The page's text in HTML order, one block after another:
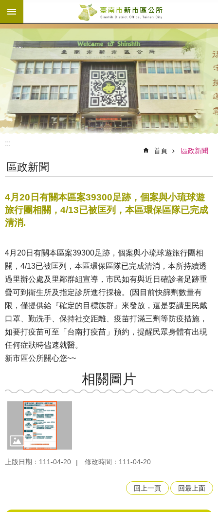
跳到主要內容區塊
:::
首頁 區政新聞
區政新聞
4月20日有關本區案39300足跡，個案與小琉球遊
旅行團相關，4/13已被匡列，本區環保區隊已完成
清消.
4月20日有關本區案39300足跡，個案與小琉球遊旅行團相
關，4/13已被匡列，本區環保區隊已完成清消，本所持續透
過里辦公處及里鄰群組宣導，市民如有與近日確診者足跡重
疊可到衛生所及指定診所進行採檢。(因目前快篩劑數量有
限，僅提供給『確定的目標族群』來發放，還是要請里民戴
口罩、勤洗手、保持社交距離、疫苗打滿三劑等防疫措施，
如要打疫苗可至「台南打疫苗」預約，提醒民眾身體有出現
任何症狀時儘速就醫。
新市區公所關心您~~
相關圖片
上版日期：111-04-20 修改時間：111-04-20
回上一頁 回最上面